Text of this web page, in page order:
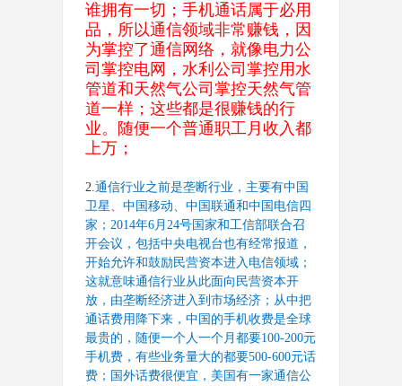
谁拥有一切；手机通话属于必用
品，所以通信领域非常赚钱，因
为掌控了通信网络，就像电力公
司掌控电网，水利公司掌控用水
管道和天然气公司掌控天然气管
道一样；这些都是很赚钱的行
业。随便一个普通职工月收入都
上万；
2.通信行业之前是垄断行业，主要有中国
卫星、中国移动、中国联通和中国电信四
家； 2014年6月 24号国家和工信部联合召
开会议，包括中央电视台也有经常报道，
开始允许和鼓励民营资本进入电信领域；
这就意味通信行业从此面向民营资本开
放，由垄断经济进入到市场经济；从中把
通话费用降下来，中国的手机收费是全球
最贵的，随便一个人一个月都要100-200元
手机费，有些业务量大的都要500-600元话
费；国外话费很便宜，美国有一家通信公